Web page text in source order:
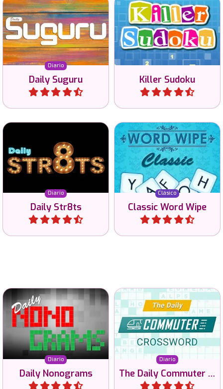
Diario
Daily Suguru
Juega nuestros
rompecabezas diarios de
Suguru o Tectonic.
Jugar Killer Sudoku
Para los verdaderos
amantes del Sudoku: el
Sudoku Asesino.
Jugar
Diario
Daily Str8ts
Juega todos los días un
nuevo juego de Str8ts en
tres niveles de dificultad.
Jugar
Clásico
Classic Word Wipe
Une letras y crea palabras
válidas en este juego
clásico "Word wipe".
Jugar
Diario
Daily Nonograms
Usa tu lógica para resolver
nonogramas todos los
días.
Jugar
Diario
The Daily Commuter Crossword
Cada día un nuevo reto de
crucigramas.
Jugar